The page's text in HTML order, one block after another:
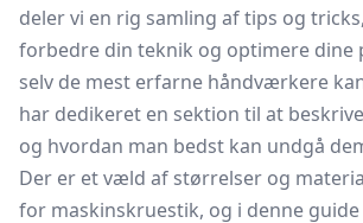
deler vi en rig samling af tips og
forbedre din teknik og optimere dine
selv de mest erfarne håndværkere
har dedikeret en sektion til at
og hvordan man bedst kan undgå
Der er et væld af størrelser og
for maskinskruestik, og i denne